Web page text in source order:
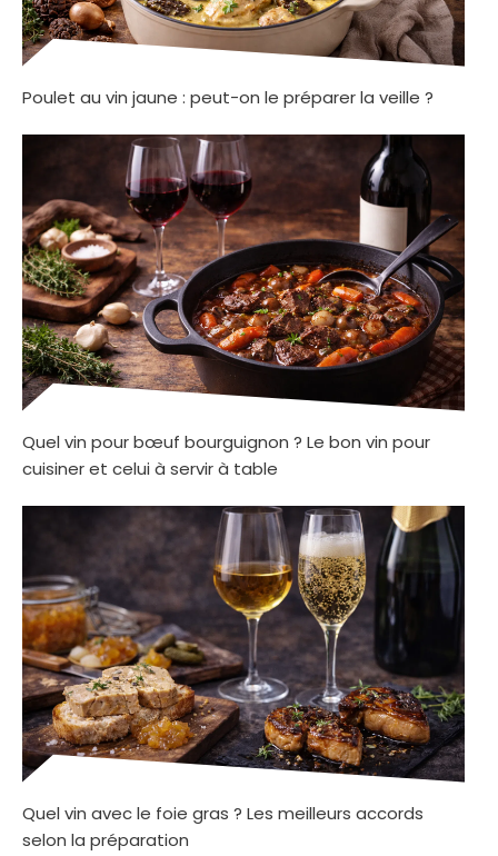
Poulet au vin jaune : peut-on le préparer la veille ?
Quel vin pour bœuf bourguignon ? Le bon vin pour
cuisiner et celui à servir à table
Quel vin avec le foie gras ? Les meilleurs accords
selon la préparation